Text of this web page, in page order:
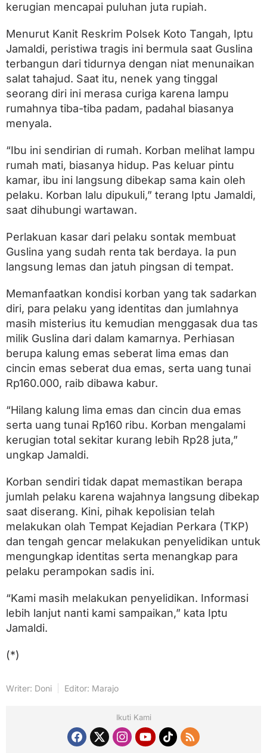
u
a
n
P
u
l
u
a
t
a
R
u
p
i
kerugian mencapai puluhan juta rupiah.
Menurut Kanit Reskrim Polsek Koto Tangah, Iptu
Jamaldi, peristiwa tragis ini bermula saat Guslina
terbangun dari tidurnya dengan niat menunaikan
salat tahajud. Saat itu, nenek yang tinggal
seorang diri ini merasa curiga karena lampu
rumahnya tiba-tiba padam, padahal biasanya
menyala.
“Ibu ini sendirian di rumah. Korban melihat lampu
rumah mati, biasanya hidup. Pas keluar pintu
kamar, ibu ini langsung dibekap sama kain oleh
pelaku. Korban lalu dipukuli,” terang Iptu Jamaldi,
saat dihubungi wartawan.
Perlakuan kasar dari pelaku sontak membuat
Guslina yang sudah renta tak berdaya. Ia pun
langsung lemas dan jatuh pingsan di tempat.
Memanfaatkan kondisi korban yang tak sadarkan
diri, para pelaku yang identitas dan jumlahnya
masih misterius itu kemudian menggasak dua tas
milik Guslina dari dalam kamarnya. Perhiasan
berupa kalung emas seberat lima emas dan
cincin emas seberat dua emas, serta uang tunai
Rp160.000, raib dibawa kabur.
“Hilang kalung lima emas dan cincin dua emas
serta uang tunai Rp160 ribu. Korban mengalami
kerugian total sekitar kurang lebih Rp28 juta,”
ungkap Jamaldi.
Korban sendiri tidak dapat memastikan berapa
jumlah pelaku karena wajahnya langsung dibekap
saat diserang. Kini, pihak kepolisian telah
melakukan olah Tempat Kejadian Perkara (TKP)
dan tengah gencar melakukan penyelidikan untuk
mengungkap identitas serta menangkap para
pelaku perampokan sadis ini.
“Kami masih melakukan penyelidikan. Informasi
lebih lanjut nanti kami sampaikan,” kata Iptu
Jamaldi.
(*)
Writer: Doni Editor: Marajo
Ikuti Kami